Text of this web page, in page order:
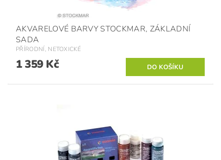
AKVARELOVÉ BARVY STOCKMAR, ZÁKLADNÍ
SADA
PŘÍRODNÍ, NETOXICKÉ
1 359 Kč